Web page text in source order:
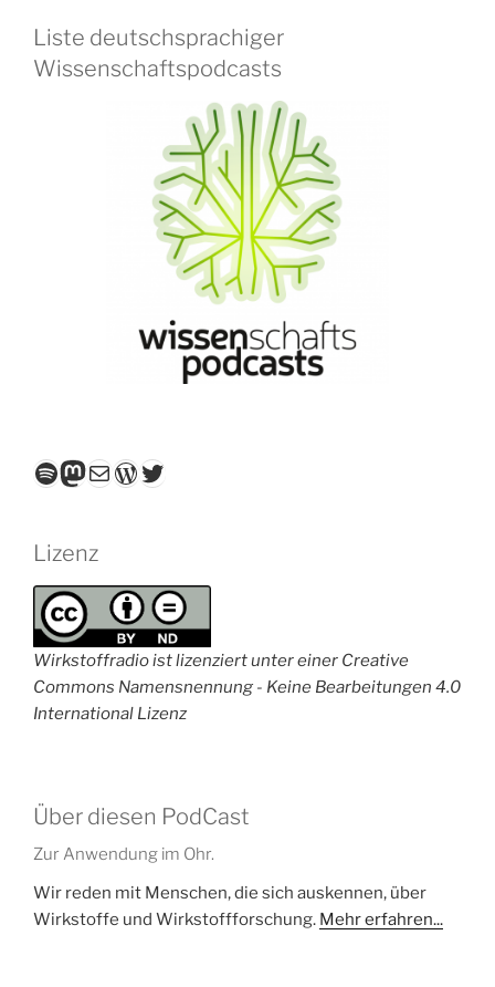
Liste deutschsprachiger
Wissenschaftspodcasts
Spotify
Mastodon
E-MailWordPress
Twitter
Lizenz
Wirkstoffradio ist lizenziert unter einer Creative
Commons Namensnennung - Keine Bearbeitungen 4.0
International Lizenz
Über diesen PodCast
Zur Anwendung im Ohr.
Wir reden mit Menschen, die sich auskennen, über
Wirkstoffe und Wirkstoffforschung. Mehr erfahren...